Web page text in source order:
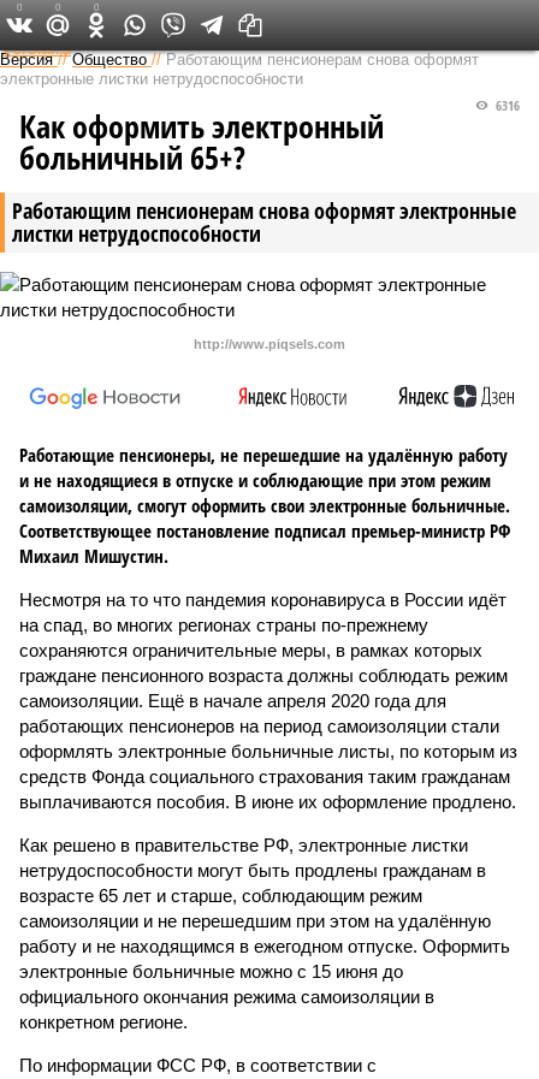
Федеральный выпуск
Версия //Общество //Работающим пенсионерам снова оформят
электронные листки нетрудоспособности
Работающим пенсионерам снова оформят электронные
листки нетрудоспособности
6316
Как оформить электронный
больничный 65+?
http://www.piqsels.com
Работающие пенсионеры, не перешедшие на удалённую работу
и не находящиеся в отпуске и соблюдающие при этом режим
самоизоляции, смогут оформить свои электронные больничные.
Соответствующее постановление подписал премьер-министр РФ
Михаил Мишустин.
Несмотря на то что пандемия коронавируса в России идёт
на спад, во многих регионах страны по-прежнему
сохраняются ограничительные меры, в рамках которых
граждане пенсионного возраста должны соблюдать режим
самоизоляции. Ещё в начале апреля 2020 года для
работающих пенсионеров на период самоизоляции стали
оформлять электронные больничные листы, по которым из
средств Фонда социального страхования таким гражданам
выплачиваются пособия. В июне их оформление продлено.
Как решено в правительстве РФ, электронные листки
нетрудоспособности могут быть продлены гражданам в
возрасте 65 лет и старше, соблюдающим режим
самоизоляции и не перешедшим при этом на удалённую
работу и не находящимся в ежегодном отпуске. Оформить
электронные больничные можно с 15 июня до
официального окончания режима самоизоляции в
конкретном регионе.
По информации ФСС РФ, в соответствии с
0 0 0